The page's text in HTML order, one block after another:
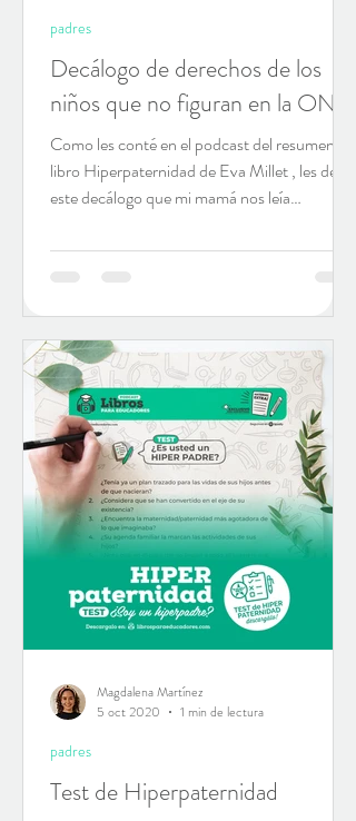
Decálogo de derechos de los
niños que no figuran en la ONU
Como les conté en el podcast del resumen del
libro Hiperpaternidad de Eva Millet , les dejo
este decálogo que mi mamá nos leía
padres
Test de Hiperpaternidad
padres
Magdalena Martínez
5 oct 2020
1 min de lectura